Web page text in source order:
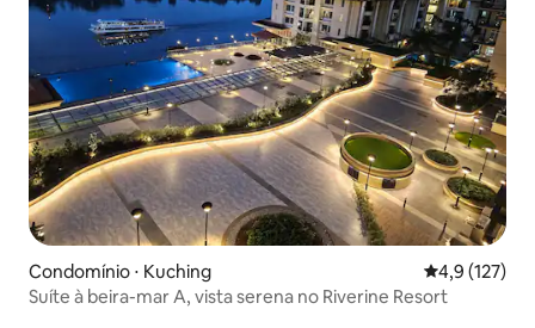
Condomínio ⋅ Kuching 4,9 de uma
4,9 (127)
Suíte à beira-mar A, vista serena no Riverine Resort